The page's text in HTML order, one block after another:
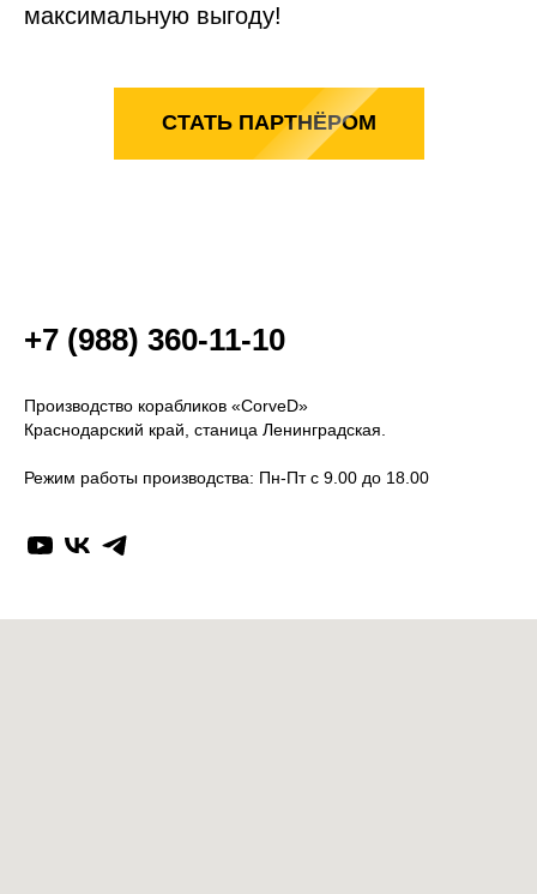
максимальную выгоду!
СТАТЬ ПАРТНЁРОМ
+7 (988) 360-11-10
Производство корабликов «CorveD»
Краснодарский край, станица Ленинградская.
Режим работы производства: Пн-Пт с 9.00 до 18.00